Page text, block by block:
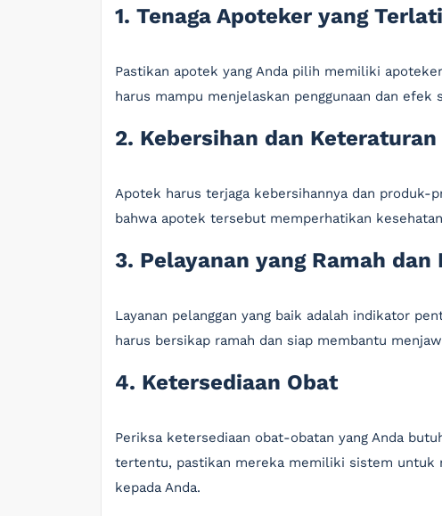
1. Tenaga Apoteker yang
Pastikan apotek yang Anda pilih memiliki
harus mampu menjelaskan penggunaan dan efek
2. Kebersihan dan Keteraturan
Apotek harus terjaga kebersihannya dan produk-
bahwa apotek tersebut memperhatikan
3. Pelayanan yang Ramah dan
Layanan pelanggan yang baik adalah indikator
harus bersikap ramah dan siap membantu
4. Ketersediaan Obat
Periksa ketersediaan obat-obatan yang Anda
tertentu, pastikan mereka memiliki sistem untuk
kepada Anda.